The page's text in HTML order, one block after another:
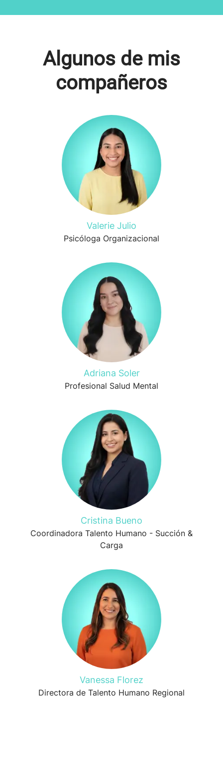
Algunos de mis
compañeros
Valerie Julio
Psicóloga Organizacional
Adriana Soler
Profesional Salud Mental
Cristina Bueno
Coordinadora Talento Humano - Succión &
Carga
Vanessa Florez
Directora de Talento Humano Regional